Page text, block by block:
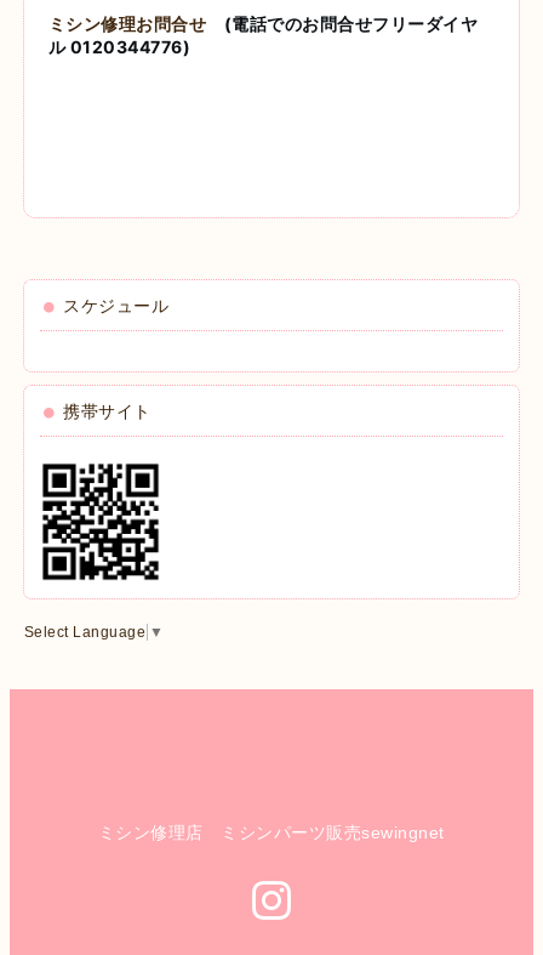
ミシン修理お問合せ
(電話でのお問合せフリーダイヤ
ル 0120344776)
スケジュール
携帯サイト
Select Language ▼
ミシン修理店 ミシンパーツ販売sewingnet